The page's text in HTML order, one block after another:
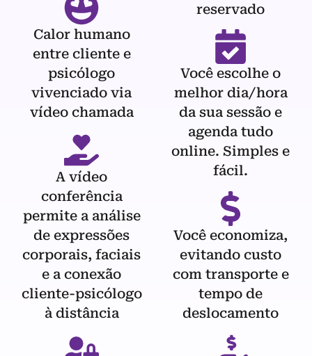
Calor humano
entre cliente e
psicólogo
vivenciado via
vídeo chamada
A vídeo
conferência
permite a análise
de expressões
corporais, faciais
e a conexão
cliente-psicólogo
à distância
reservado
Você escolhe o
melhor dia/hora
da sua sessão e
agenda tudo
online. Simples e
fácil.
Você economiza,
evitando custo
com transporte e
tempo de
deslocamento